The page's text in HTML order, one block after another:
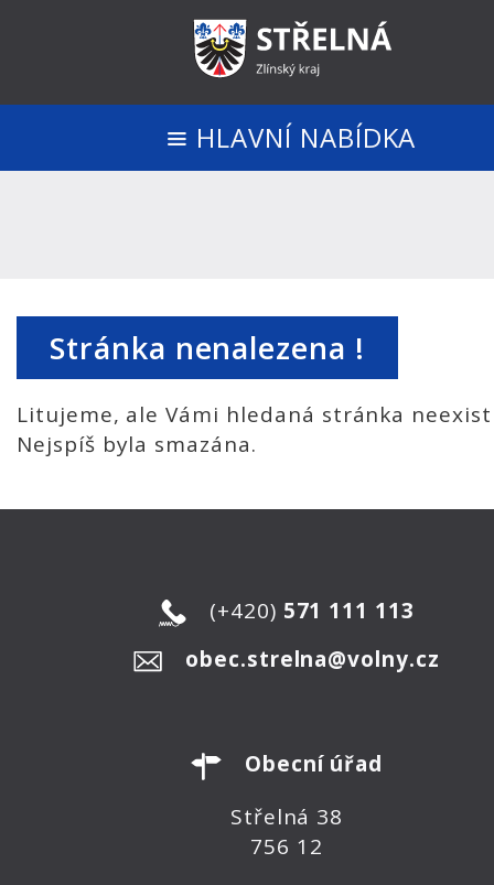
HLAVNÍ NABÍDKA
Stránka nenalezena !
Litujeme, ale Vámi hledaná stránka
Nejspíš byla smazána.
(+420) 571 111 113
obec.strelna@volny.cz
Obecní úřad
Střelná 38
756 12